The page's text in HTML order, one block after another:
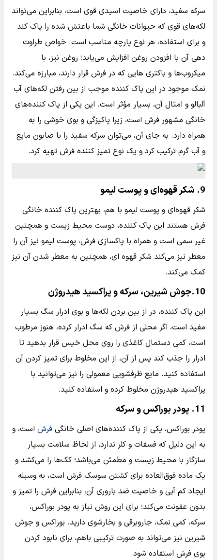
سرکه سفید، دارای خاصیت اسیدی قوی است، بنابراین می‌تواند
لکه‌های قوی که حیوانات خانگی شما باعثش شده را پاک کند
و برای استفاده، هر نوع پارچه مناسب است. خواص طراوت
دهی آن با افزودن روغن افزایش می‌یابد؛ روغن نیز، با
میکروب‌ها و باکتری هایی که در فرش قرار دارند، مبارزه می‌کند.
نمک موجود در این پاک کننده موجب از بین رفتن لکه‌های آب
آلبالو و امثال آن، بسیار مؤثر است. این یکی از پاک کننده‌های
خانگی مشهور فرش است، زیرا پاکیزگی و بوی خوشی را به
همراه دارد. به جای آن، می‌توان سرکه سفید را با صابون مایع
و آب گرم ترکیب کرد و یک نوع تمیز کننده فرش تهیه کرد.
9. شکر قهوه‌ای و پوست لیمو
شکر قهوه‌ای و پوست لیمو با هم، بهترین پاک کننده خانگی
فرش هستند این پاک کننده، دوست محیط زیست و همچنین
غیر سمی است و همراه با پاکسازی فرش، پوست لیمو نیز آن را
معطر نیز می‌کند شکر قهوه ای، همچنین به معطر شدن آن نیز
کمک می‌کند.
10.جوش شیرین، سرکه و پراکسید هیدروژن
این پاک کننده، در از بین بردن لکه‌ها و بوی ادرار سگ بسیار
مفید است، اگر محلی از فرش که سگ ادرار کرده، هنوز مرطوب
است، کمی دستمال کاغذی را روی محل خیس قرار بدهید تا
ادرار را جذب کند پس از آن، از این مخلوط برای تمیز کردن آن
استفاده کنید. مایع ظرفشویی معمولی را نیز می‌توانید با
پراکسید هیدروژن مخلوط کرده و استفاده کنید.
11. پودر بوراکس و سرکه
پودر بوراکس، یکی از پاک کننده‌های اصلی خانگی فرش است، و
به این دلیل که فسفات و کلر ندارد، از لحاظ سلامت بسیار
سازگار با محیط زیست و مطمئن می‌باشد؛ کک‌ها را می‌کشد و
یک ماده فوق‌العاده برای کشتن سوسک فرش است، به وسیله
ایجاد کم آبی و خاصیت ضد باروری آن، بنابراین فرش را تمیز و
بدون عفونت می‌کند؛ برای این روش نیاز به پودر بوراکس،
سرکه، کمی نمک، جاروبرقی و بخارشوی دارید. بوراکس و جوش
شیرین نیز می‌تواند به صورت ترکیبی باهم، برای نابود کردن
بوی فرش استفاده شود.